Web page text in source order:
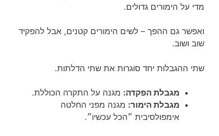
מדי על הימורים גדולים.
ואפשר גם ההפך – לשים הימורים קטנים, אבל להפקיד
שוב ושוב.
שתי ההגבלות יחד סוגרות את שתי הדלתות.
מגבלת הפקדה: מגנה על התקרה הכוללת.
מגבלת הימור: מגנה מפני החלטה
אימפולסיבית ״הכל עכשיו״.